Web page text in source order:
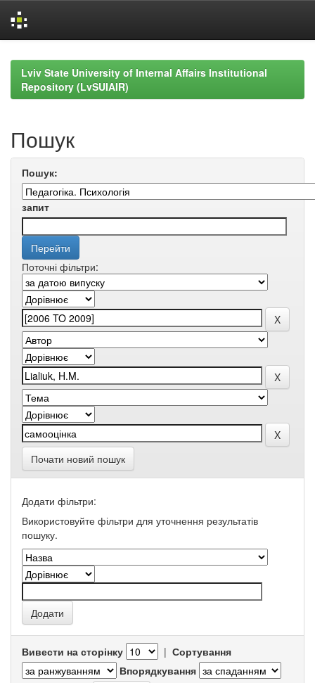
navigationLviv State University of Internal Affairs Institutional
Repository (LvSUIAIR)
Пошук
Пошук:
запит
Поточні фільтри:
Почати новий пошук
Додати фільтри:
Використовуйте фільтри для уточнення результатів
пошуку.
Вивести на сторінку | Сортування
Впорядкування